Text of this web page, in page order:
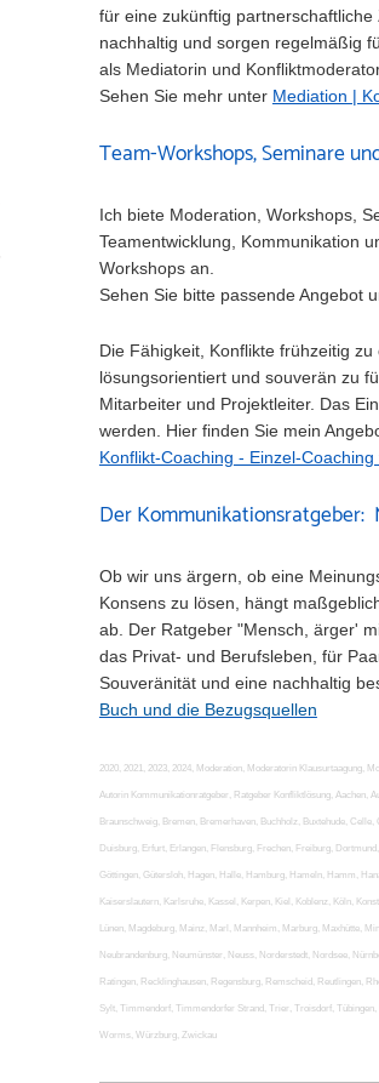
für eine zukünftig
nachhaltig und sorgen regelmäßig
als Mediatorin und
Sehen Sie mehr unter Mediation |
Team-Workshops, Seminare
Ich biete Moderation, Workshops,
Teamentwicklung, Kommunikation
Workshops an.
Sehen Sie bitte passende Angebot
Die Fähigkeit, Konflikte frühzeitig
lösungsorientiert und souverän zu
Mitarbeiter und Projektleiter. Das
werden. Hier finden Sie mein
Konflikt-Coaching - Einzel-
Der Kommunikationsratgeber:
Ob wir uns ärgern, ob eine
Konsens zu lösen, hängt
ab. Der Ratgeber "Mensch, ärger'
das Privat- und Berufsleben, für
Souveränität und eine nachhaltig
Buch und die Bezugsquellen
2020, 2021, 2023, 2024, Moderation, Moderatorin Klausurtaagung,
Autorin Kommunikationratgeber, Ratgeber Konfliktlösung, Aachen,
Braunschweig, Bremen, Bremerhaven, Buchholz, Buxtehude,
Duisburg, Erfurt, Erlangen, Flensburg, Frechen, Freiburg,
Göttingen, Gütersloh, Hagen, Halle, Hamburg, Hameln, Hamm,
Kaiserslautern, Karlsruhe, Kassel, Kerpen, Kiel, Koblenz, Köln,
Lünen, Magdeburg, Mainz, Marl, Mannheim, Marburg, Maxhütte,
Neubrandenburg, Neumünster, Neuss, Norderstedt, Nordsee,
Ratingen, Recklinghausen, Regensburg, Remscheid, Reutlingen,
Sylt, Timmendorf, Timmendorfer Strand, Trier, Troisdorf,
Worms, Würzburg, Zwickau